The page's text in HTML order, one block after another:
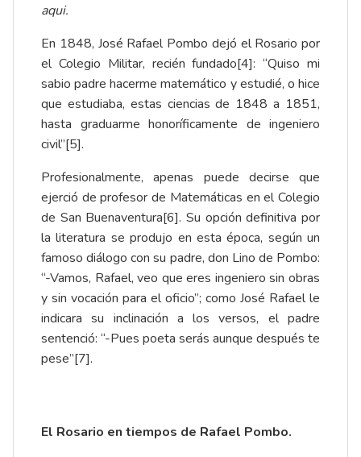
aqui.
En 1848, José Rafael Pombo dejó el Rosario por
el Colegio Militar, recién fundado[4]: “Quiso mi
sabio padre hacerme matemático y estudié, o hice
que estudiaba, estas ciencias de 1848 a 1851,
hasta graduarme honoríficamente de ingeniero
civil”[5].
Profesionalmente, apenas puede decirse que
ejerció de profesor de Matemáticas en el Colegio
de San Buenaventura[6]. Su opción definitiva por
la literatura se produjo en esta época, según un
famoso diálogo con su padre, don Lino de Pombo:
“-Vamos, Rafael, veo que eres ingeniero sin obras
y sin vocación para el oficio”; como José Rafael le
indicara su inclinación a los versos, el padre
sentenció: “-Pues poeta serás aunque después te
pese”[7].
El Rosario en tiempos de Rafael Pombo.